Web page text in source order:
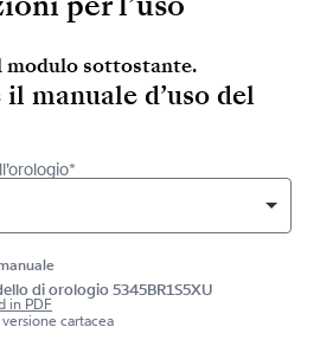
sottostante.
manuale d’uso del
di orologio 5345BR1S5XU
in PDF
cartacea